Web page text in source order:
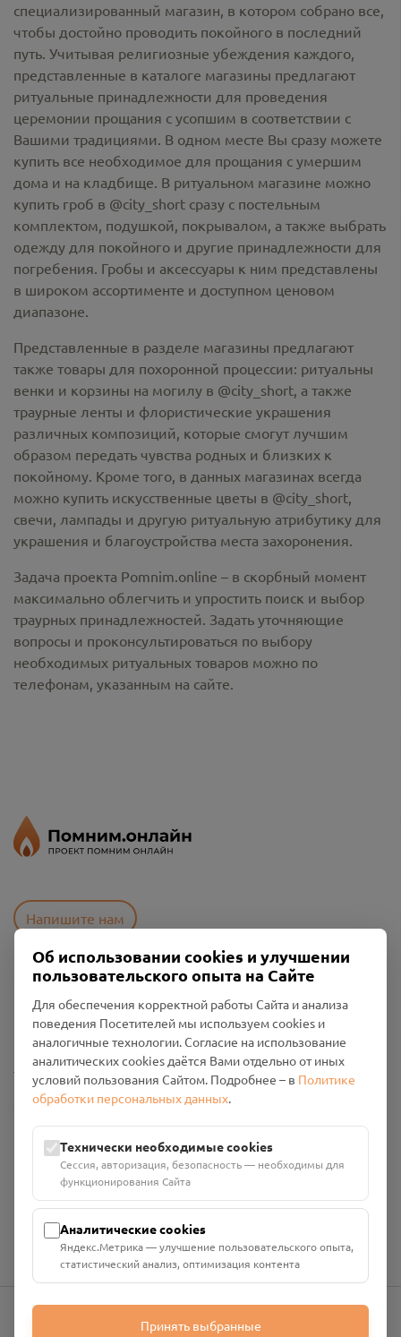
специализированный магазин, в котором собрано все,
чтобы достойно проводить покойного в последний
путь. Учитывая религиозные убеждения каждого,
представленные в каталоге магазины предлагают
ритуальные принадлежности для проведения
церемонии прощания с усопшим в соответствии с
Вашими традициями. В одном месте Вы сразу можете
купить все необходимое для прощания с умершим
дома и на кладбище. В ритуальном магазине можно
купить гроб в @city_short сразу с постельным
комплектом, подушкой, покрывалом, а также выбрать
одежду для покойного и другие принадлежности для
погребения. Гробы и аксессуары к ним представлены
в широком ассортименте и доступном ценовом
диапазоне.
Представленные в разделе магазины предлагают
также товары для похоронной процессии: ритуальны
венки и корзины на могилу в @city_short, а также
траурные ленты и флористические украшения
различных композиций, которые смогут лучшим
образом передать чувства родных и близких к
покойному. Кроме того, в данных магазинах всегда
можно купить искусственные цветы в @city_short,
свечи, лампады и другую ритуальную атрибутику для
украшения и благоустройства места захоронения.
Задача проекта Pomnim.online – в скорбный момент
максимально облегчить и упростить поиск и выбор
траурных принадлежностей. Задать уточняющие
вопросы и проконсультироваться по выбору
необходимых ритуальных товаров можно по
телефонам, указанным на сайте.
Напишите нам
Политика конфиденциальности
Промо-материалы
Настройки cookies
Общество с ограниченной ответственностью «Смоленский
Проект Помним»
ИНН: 6700029207 ОГРН: 1256700001986
Юридический адрес: 216790, Смоленская область, р-н
Руднянский, г. Рудня, улица Западная, д. 26А, пом. 18
Номер счёта: 40702810901130004287 в АО "АЛЬФА-БАНК"
Об использовании cookies и улучшении
пользовательского опыта на Сайте
Для обеспечения корректной работы Сайта и анализа
поведения Посетителей мы используем cookies и
аналогичные технологии. Согласие на использование
аналитических cookies даётся Вами отдельно от иных
условий пользования Сайтом. Подробнее – в Политике
обработки персональных данных.
Технически необходимые cookies
Сессия, авторизация, безопасность — необходимы для
функционирования Сайта
Аналитические cookies
Яндекс.Метрика — улучшение пользовательского опыта,
статистический анализ, оптимизация контента
Принять выбранные